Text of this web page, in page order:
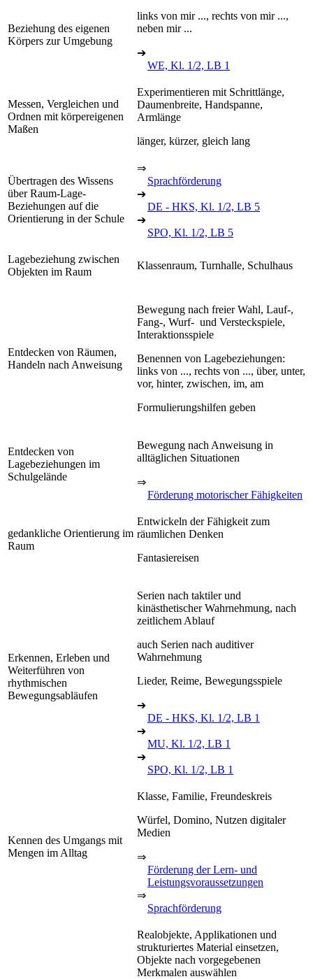
Beziehung des eigenen
Körpers zur Umgebung
links von mir ..., rechts von mir ...,
neben mir ...
➔
WE, Kl. 1/2, LB 1
Messen, Vergleichen und
Ordnen mit körpereigenen
Maßen
Experimentieren mit Schrittlänge,
Daumenbreite, Handspanne,
Armlänge
länger, kürzer, gleich lang
Übertragen des Wissens
über Raum-Lage-
Beziehungen auf die
Orientierung in der Schule
⇒
Sprachförderung
➔
DE - HKS, Kl. 1/2, LB 5
➔
SPO, Kl. 1/2, LB 5
Lagebeziehung zwischen
Objekten im Raum
Klassenraum, Turnhalle, Schulhaus
Entdecken von Räumen,
Handeln nach Anweisung
Bewegung nach freier Wahl, Lauf-,
Fang-, Wurf- und Versteckspiele,
Interaktionsspiele
Benennen von Lagebeziehungen:
links von ..., rechts von ..., über, unter,
vor, hinter, zwischen, im, am
Formulierungshilfen geben
Entdecken von
Lagebeziehungen im
Schulgelände
Bewegung nach Anweisung in
alltäglichen Situationen
⇒
Förderung motorischer Fähigkeiten
gedankliche Orientierung im
Raum
Entwickeln der Fähigkeit zum
räumlichen Denken
Fantasiereisen
Erkennen, Erleben und
Weiterführen von
rhythmischen
Bewegungsabläufen
Serien nach taktiler und
kinästhetischer Wahrnehmung, nach
zeitlichem Ablauf
auch Serien nach auditiver
Wahrnehmung
Lieder, Reime, Bewegungsspiele
➔
DE - HKS, Kl. 1/2, LB 1
➔
MU, Kl. 1/2, LB 1
➔
SPO, Kl. 1/2, LB 1
Kennen des Umgangs mit
Mengen im Alltag
Klasse, Familie, Freundeskreis
Würfel, Domino, Nutzen digitaler
Medien
⇒
Förderung der Lern- und
Leistungsvoraussetzungen
⇒
Sprachförderung
Realobjekte, Applikationen und
strukturiertes Material einsetzen,
Objekte nach vorgegebenen
Merkmalen auswählen